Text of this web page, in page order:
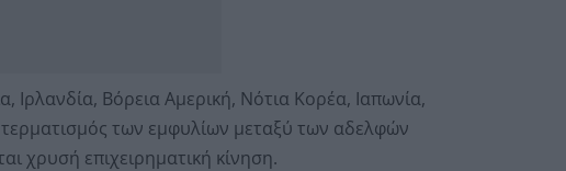
Ιρλανδία, Βόρεια Αμερική, Νότια Κορέα, Ιαπωνία,
τερματισμός των εμφυλίων μεταξύ των αδελφών
χρυσή επιχειρηματική κίνηση.